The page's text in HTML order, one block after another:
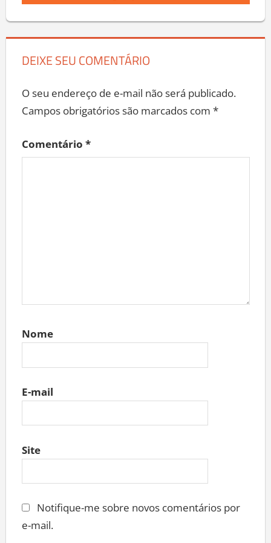
DEIXE SEU COMENTÁRIO
O seu endereço de e-mail não será publicado.
Campos obrigatórios são marcados com *
Comentário *
Nome
E-mail
Site
Notifique-me sobre novos comentários por
e-mail.